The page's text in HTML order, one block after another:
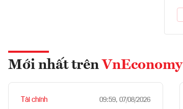
Mới nhất trên VnEconomy
Tài chính 09:59, 07/08/2026